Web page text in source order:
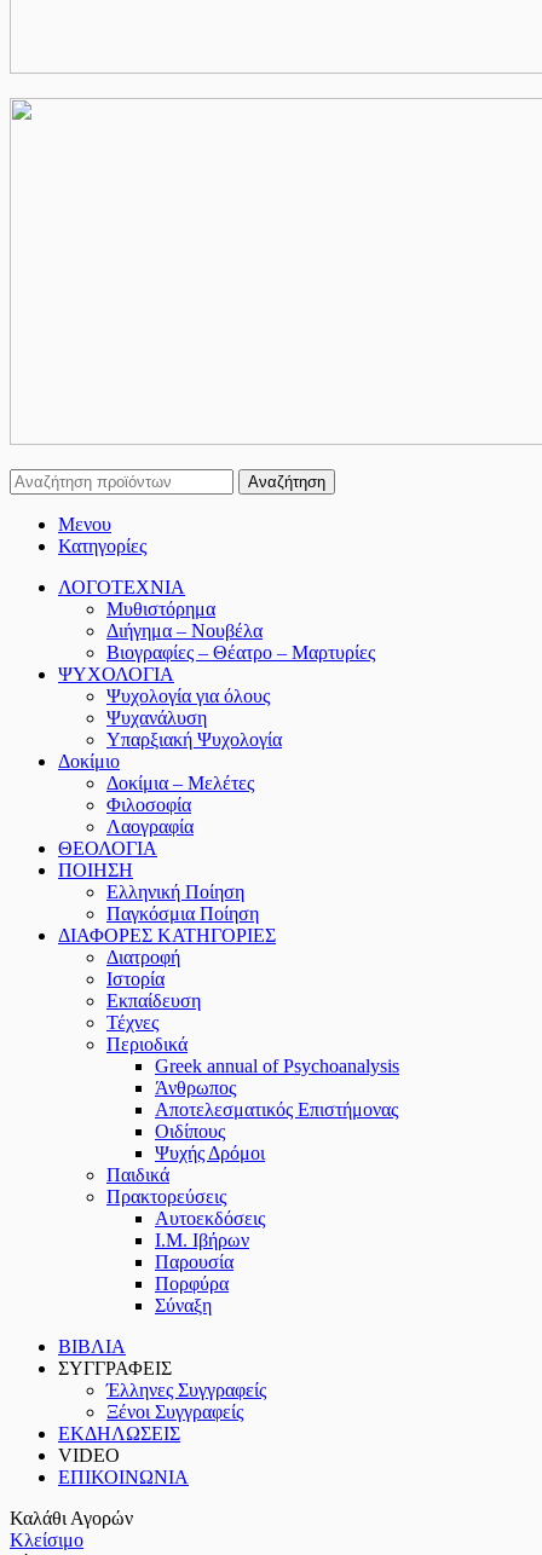
Αναζήτηση
Μενου
Κατηγορίες
ΛΟΓΟΤΕΧΝΙΑ
Μυθιστόρημα
Διήγημα – Νουβέλα
Βιογραφίες – Θέατρο – Μαρτυρίες
ΨΥΧΟΛΟΓΙΑ
Ψυχολογία για όλους
Ψυχανάλυση
Υπαρξιακή Ψυχολογία
Δοκίμιο
Δοκίμια – Μελέτες
Φιλοσοφία
Λαογραφία
ΘΕΟΛΟΓΙΑ
ΠΟΙΗΣΗ
Ελληνική Ποίηση
Παγκόσμια Ποίηση
ΔΙΑΦΟΡΕΣ ΚΑΤΗΓΟΡΙΕΣ
Διατροφή
Ιστορία
Εκπαίδευση
Τέχνες
Περιοδικά
Greek annual of Psychoanalysis
Άνθρωπος
Αποτελεσματικός Επιστήμονας
Οιδίπους
Ψυχής Δρόμοι
Παιδικά
Πρακτoρεύσεις
Αυτοεκδόσεις
Ι.Μ. Ιβήρων
Παρουσία
Πορφύρα
Σύναξη
ΒΙΒΛΙΑ
ΣΥΓΓΡΑΦΕΙΣ
Έλληνες Συγγραφείς
Ξένοι Συγγραφείς
ΕΚΔΗΛΩΣΕΙΣ
VIDEO
ΕΠΙΚΟΙΝΩΝΙΑ
Καλάθι Αγορών
Κλείσιμο